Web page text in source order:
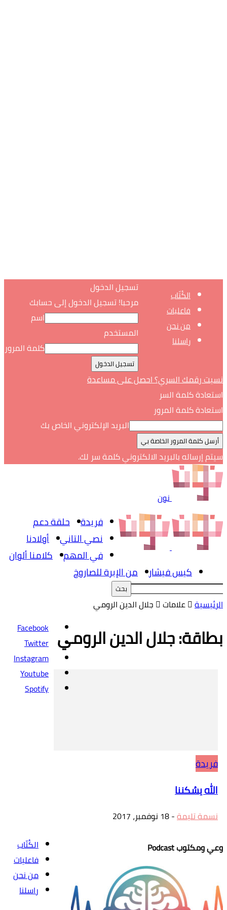
الكُتّاب
فاعليات
من نحن
راسلنا
تسجيل الدخول
مرحبا! تسجيل الدخول إلى حسابك
اسم
المستخدم
كلمة المرور
نسيت رقمك السري؟ احصل على مساعدة
استعادة كلمة السر
استعادة كلمة المرور
البريد الإلكتروني الخاص بك
سيتم إرساله بالبريد الالكتروني كلمة سر لك.
نون
فريدة
حلقة دعم
نصي التاني
أولادنا
في المهم
كلامنا ألوان
كيس فيشار
من الإبرة للصاروخ
الرئيسية علامات جلال الدين الرومي
بطاقة: جلال الدين الرومي
فريدة
الله يسُكننا
نسمة تليمة-18 نوفمبر، 2017
وعي ومكتوب Podcast
الكُتّاب
فاعليات
من نحن
راسلنا
Facebook
Twitter
Instagram
Youtube
Spotify